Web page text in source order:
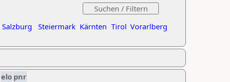
Salzburg Steiermark Kärnten Tirol Vorarlberg
elo pnr